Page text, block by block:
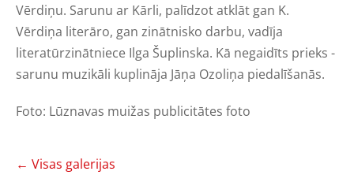
Vērdiņu. Sarunu ar Kārli, palīdzot atklāt gan K.
Vērdiņa literāro, gan zinātnisko darbu, vadīja
literatūrzinātniece Ilga Šuplinska. Kā negaidīts prieks -
sarunu muzikāli kuplināja Jāņa Ozoliņa piedalīšanās.
Foto: Lūznavas muižas publicitātes foto
Visas galerijas